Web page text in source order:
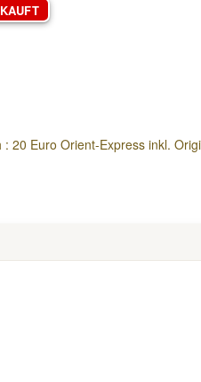
: 20 Euro Orient-Express inkl.